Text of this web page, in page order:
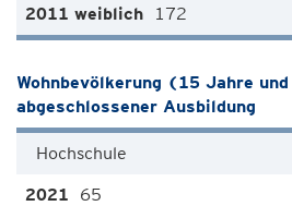
172
Wohnbevölkerung (15 Jahre
abgeschlossener Ausbildung
Hochschule
65